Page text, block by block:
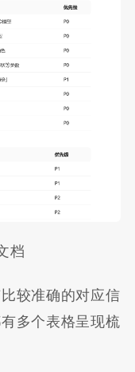
档
较准确的对应信
多个表格呈现梳